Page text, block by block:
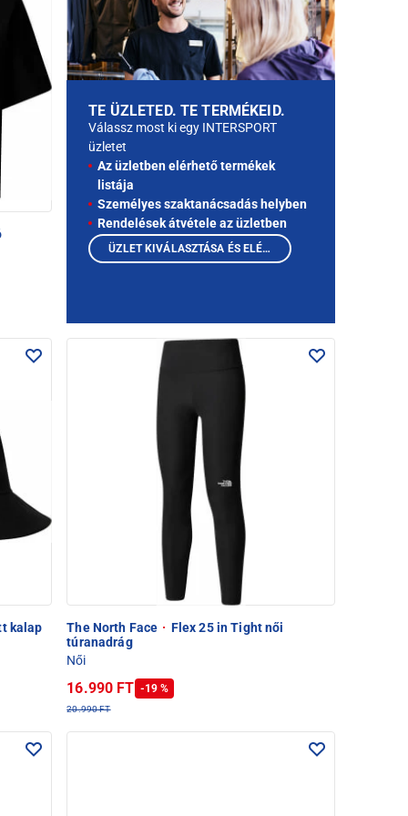
kalap The North Face · Flex 25 in Tight női
túranadrág
Női
16.990 FT -19 %
20.990 FT
TE ÜZLETED. TE TERMÉKEID.
Válassz most ki egy INTERSPORT
üzletet
Az üzletben elérhető termékek
listája
Személyes szaktanácsadás helyben
Rendelések átvétele az üzletben
ÜZLET KIVÁLASZTÁSA ÉS ELÉRHETŐ TERMÉKEK MEGTEKINTÉSE